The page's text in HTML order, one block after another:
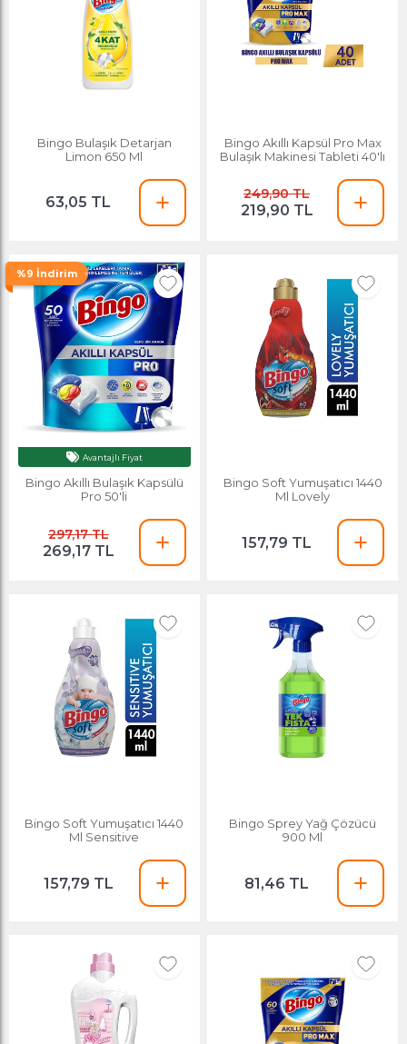
Bingo Bulaşık Detarjan
Limon 650 Ml
63,05 TL
Bingo Akıllı Kapsül Pro Max
Bulaşık Makinesi Tableti 40'lı
249,90 TL
219,90 TL
%9 İndirim
Avantajlı Fiyat
Bingo Akıllı Bulaşık Kapsülü
Pro 50'li
297,17 TL
269,17 TL
Bingo Soft Yumuşatıcı 1440
Ml Lovely
157,79 TL
Bingo Soft Yumuşatıcı 1440
Ml Sensitive
157,79 TL
Bingo Sprey Yağ Çözücü
900 Ml
81,46 TL